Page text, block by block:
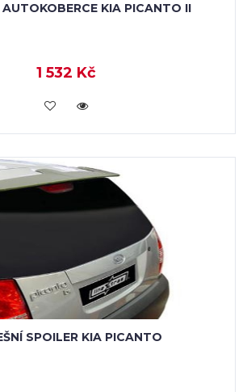
AUTOKOBERCE KIA PICANTO II
1 532 Kč
KOUPIT
SPOILER KIA PICANTO